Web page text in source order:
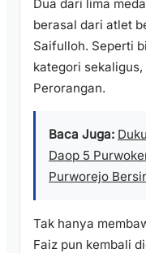
Dua dari lima
berasal dari atlet
Saifulloh. Seperti
kategori
Perorangan.
Baca Juga:
Daop 5
Purworejo
Tak hanya
Faiz pun kembali